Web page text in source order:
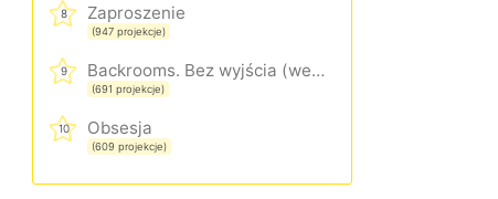
8 Zaproszenie
(947 projekcje)
9 Backrooms. Bez wyjścia (wersja rozszerzona)
(691 projekcje)
10 Obsesja
(609 projekcje)